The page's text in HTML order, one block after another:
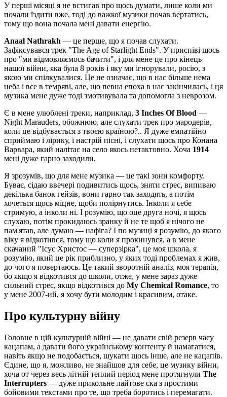
У перші місяці я не встигав про щось думати, лише коли ми
почали їздити вже, тоді до важкої музики почав вертатись,
тому що вона почала мені давати енергію.
Anaal Nathrakh — це перше, що я почав слухати.
Зафіксувався трек "The Age of Starlight Ends". У приспіві щось
про "ми відмовляємось бачити", і для мене це про кінець
нашої війни, яка була 8 років і яку ми ігнорували, росію, з
якою ми спілкувалися. Це не означає, що в нас більше нема
неба і все в темряві, але, що певна епоха в нас закінчилась, і ця
музика мене дуже тоді змотивувала та допомогла з неврозом.
Є в мене улюблені треки, наприклад, 3 Inches Of Blood —
Night Marauders, обожнюю, але слухати трек про мародерів,
коли це відбувається з твоєю країною?.. Я дуже емпатійно
сприймаю і лірику, і настрій пісні, і слухати щось про Конана
Варвара, який налітає на село якось нетактовно. Хоча 1914
мені дуже гарно заходили.
Я зрозумів, що для мене музика — це такі зони комфорту.
Буває, сідаю ввечері подивитись щось, зняти стрес, випиваю
декілька банок гейзів, вони гарно так заходять, а потім
хочеться щось міцне, щоби полірнутись. Інколи я себе
стримую, а інколи ні. І розумію, що оце друга ночі, я щось
слухаю, потім прокидаюсь зранку й не те щоб я нічого не
пам'ятав, але думаю — нафіга? І по музиці я розумію, до якого
віку я відкотився, тому що коли я прокинувся, а в мене
скачаний "Ісус Христос — суперзірка", це моя школа, я
розумію, який це рік приблизно, у яких тоді проблемах я жив,
до чого я повертаюсь. Це такий зворотній аналіз, моя терапія,
бо якщо я відкотився до школи, отже, у мене зараз дуже
сильний стрес, якщо відкотився до My Chemical Romance, то
у мене 2007-ий, я хочу бути молодим і красивим, отаке.
Про культурну війну
Головне в цій культурній війні — не давати свій резерв часу
кацапам, а давати його українському контенту й намагатися,
навіть якщо не подобається, шукати щось інше, але не кацапів.
Єдине, що я, можливо, не знайшов для себе, це музику війни,
хоча от через весь літній теплий період мене протягнули The
Interrupters — дуже прикольне лайтове ска з простими
бойовими текстами про те, що треба боротись і перемагати.